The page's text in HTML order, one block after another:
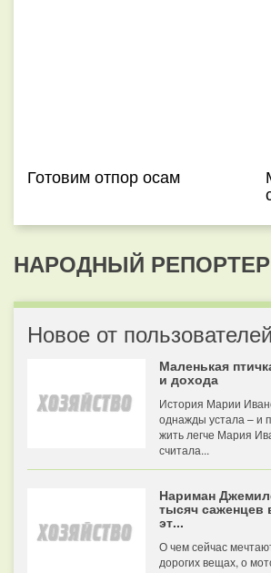
Готовим отпор осам
НАРОДНЫЙ РЕПОРТЕР
Новое от пользователей
Маленькая
и дохода
История Марии
однажды устала – и
жить легче Мария
считала...
Нариман
тысяч саженцев
эт...
О чем сейчас
дорогих вещах, о